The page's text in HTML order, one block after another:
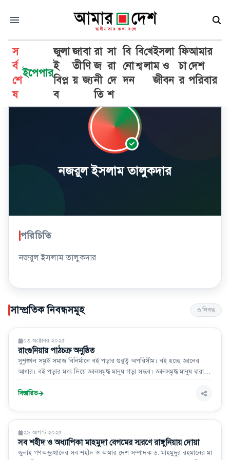
স
র্ব
শে
ষ
ইপেপার
জুলা
ই
বিপ্ল
ব
জা
তী
য়
বা
ণি
জ্য
রা
জ
নী
তি
সা
রা
দে
শ
বি
নো
দন
বি
শ্ব
খে
লা
ইসলা
ম ও
জীবন
ফি
চা
র
আমার
দেশ
পরিবার
নজরুল ইসলাম তালুকদার
পরিচিতি
নজরুল ইসলাম তালুকদার
সাম্প্রতিক নিবন্ধসমূহ ৩নিবন্ধ
পাঠকমেলা
০৩ অক্টোবর ২০২৫
রাংগুনিয়ায় পাঠচক্র অনুষ্ঠিত
সুশৃঙ্খল সমৃদ্ধ সমাজ বিনির্মানে বই পড়ার গুরুত্ব অপরিসীম। বই হচ্ছে জ্ঞানের
আধার। বই পড়ার মধ্য দিয়ে জ্ঞানসমৃদ্ধ মানুষ গড়া সম্ভব। জ্ঞানসমৃদ্ধ মানুষ দ্বারাই
বিস্তারিত
পাঠকমেলা
২৯ আগস্ট ২০২৫
সব শহীদ ও অধ্যাপিকা মাহমুদা বেগমের স্মরণে রাঙ্গুনিয়ায় দোয়া
জুলাই গণঅভ্যুত্থানের সব শহীদ ও আমার দেশ সম্পাদক ড. মাহমুদুর রহমানের মা